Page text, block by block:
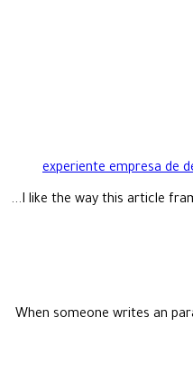
experiente empresa de
I like the way this article
When someone writes an